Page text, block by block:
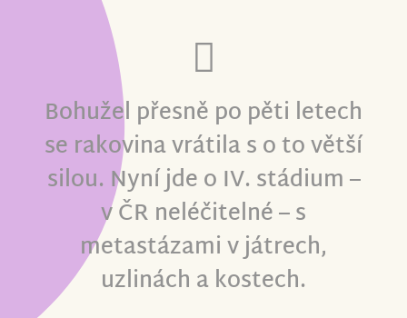
Bohužel přesně po pěti letech
se rakovina vrátila s o to větší
silou. Nyní jde o IV. stádium –
v ČR neléčitelné – s
metastázami v játrech,
uzlinách a kostech.